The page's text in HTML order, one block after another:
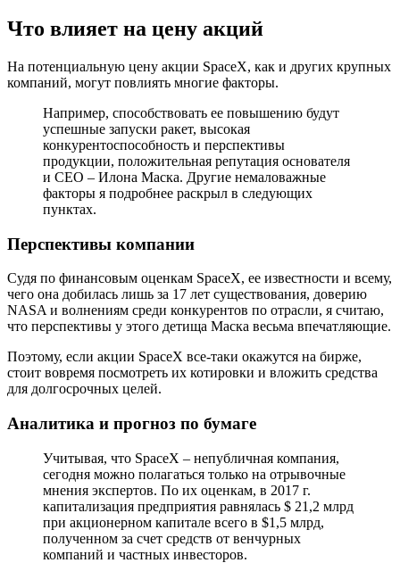
Что влияет на цену акций
На потенциальную цену акции SpaceX, как и других крупных
компаний, могут повлиять многие факторы.
Например, способствовать ее повышению будут
успешные запуски ракет, высокая
конкурентоспособность и перспективы
продукции, положительная репутация основателя
и CEO – Илона Маска. Другие немаловажные
факторы я подробнее раскрыл в следующих
пунктах.
Перспективы компании
Судя по финансовым оценкам SpaceX, ее известности и всему,
чего она добилась лишь за 17 лет существования, доверию
NASA и волнениям среди конкурентов по отрасли, я считаю,
что перспективы у этого детища Маска весьма впечатляющие.
Поэтому, если акции SpaceX все-таки окажутся на бирже,
стоит вовремя посмотреть их котировки и вложить средства
для долгосрочных целей.
Аналитика и прогноз по бумаге
Учитывая, что SpaceX – непубличная компания,
сегодня можно полагаться только на отрывочные
мнения экспертов. По их оценкам, в 2017 г.
капитализация предприятия равнялась $ 21,2 млрд
при акционерном капитале всего в $1,5 млрд,
полученном за счет средств от венчурных
компаний и частных инвесторов.